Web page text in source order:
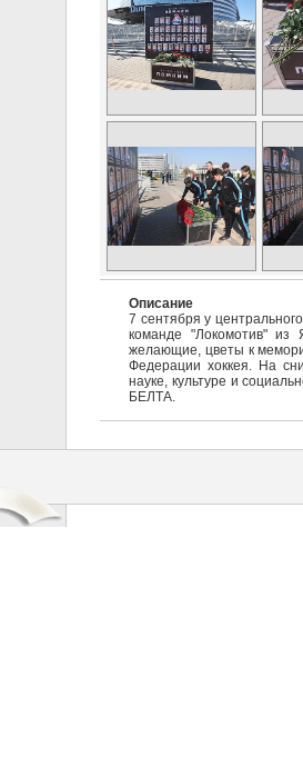
Описание
7 сентября у
команде "Локомотив" из
желающие, цветы к
Федерации хоккея. На
науке, культуре и
БЕЛТА.